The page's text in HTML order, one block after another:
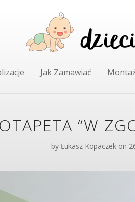
Jak Zamawiać
“W
by Łukasz Kopaczek on